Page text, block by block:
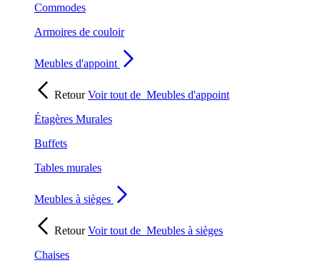
Commodes
Armoires de couloir
Meubles d'appoint
RetourVoir tout de Meubles d'appoint
Étagères Murales
Buffets
Tables murales
Meubles à sièges
RetourVoir tout de Meubles à sièges
Chaises